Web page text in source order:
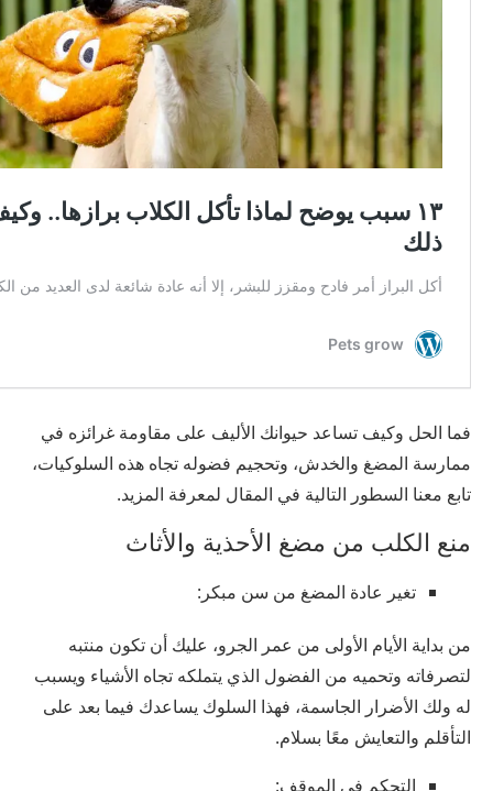
فما الحل وكيف تساعد حيوانك الأليف على مقاومة غرائزه في
ممارسة المضغ والخدش، وتحجيم فضوله تجاه هذه السلوكيات،
تابع معنا السطور التالية في المقال لمعرفة المزيد.
منع الكلب من مضغ الأحذية والأثاث
تغير عادة المضغ من سن مبكر:
من بداية الأيام الأولى من عمر الجرو، عليك أن تكون منتبه
لتصرفاته وتحميه من الفضول الذي يتملكه تجاه الأشياء ويسبب
له ولك الأضرار الجاسمة، فهذا السلوك يساعدك فيما بعد على
التأقلم والتعايش معًا بسلام.
التحكم في الموقف: